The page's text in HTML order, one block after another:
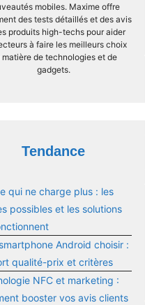
mobiles. Maxime offre
des tests détaillés et des avis
produits high-techs pour aider
à faire les meilleurs choix
matière de technologies et de
gadgets.
Tendance
qui ne charge plus : les
possibles et les solutions
Android choisir :
qualité-prix et critères
NFC et marketing :
booster vos avis clients